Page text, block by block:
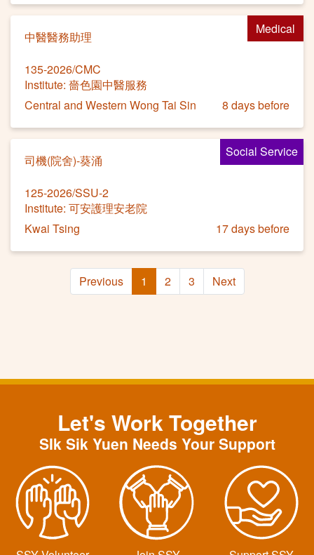
Medical
中醫醫務助理
135-2026/CMC
Institute: 嗇色園中醫服務
Central and Western Wong Tai Sin
8 days before
Social Service
司機(院舍)-葵涌
125-2026/SSU-2
Institute: 可安護理安老院
Kwai Tsing
17 days before
Previous 1 2 3 Next
Let's Work Together
SIk Sik Yuen Needs Your Support